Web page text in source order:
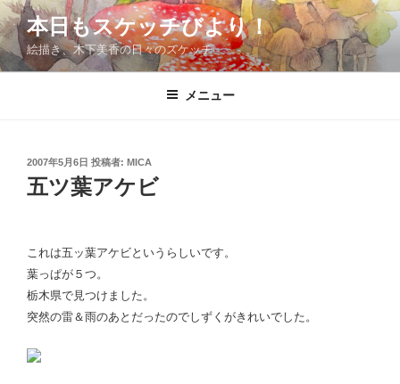
コ
ン
テ
ン
本日もスケッチびより！
絵描き、木下美香の日々のスケッチ
メニュー
投
稿
日:
2007年5月6日 投稿者: MICA
五ツ葉アケビ
これは五ッ葉アケビというらしいです。
葉っぱが５つ。
栃木県で見つけました。
突然の雷＆雨のあとだったのでしずくがきれいでした。